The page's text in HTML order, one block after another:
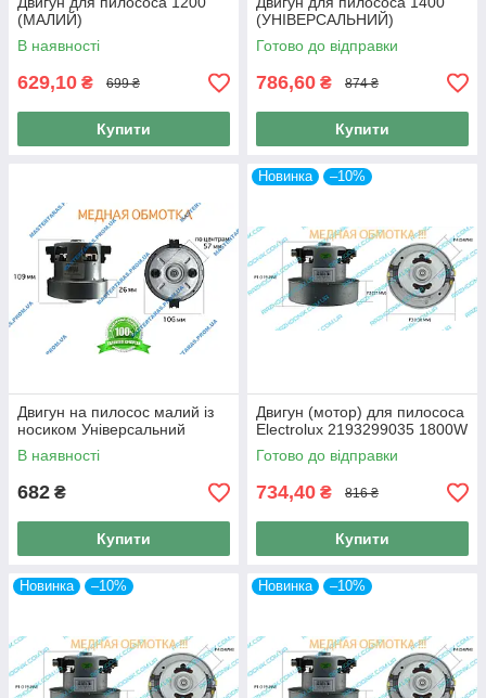
(МАЛИЙ)
В наявності
629,10 ₴ 699 ₴
Купити
(УНІВЕРСАЛЬНИЙ)
Готово до відправки
786,60 ₴ 874 ₴
Купити
Двигун на пилосос малий із
носиком Універсальний
В наявності
682 ₴
Купити
Новинка –10%
Двигун (мотор) для пилососа
Electrolux 2193299035 1800W
Готово до відправки
734,40 ₴ 816 ₴
Купити
Новинка –10% Новинка –10%